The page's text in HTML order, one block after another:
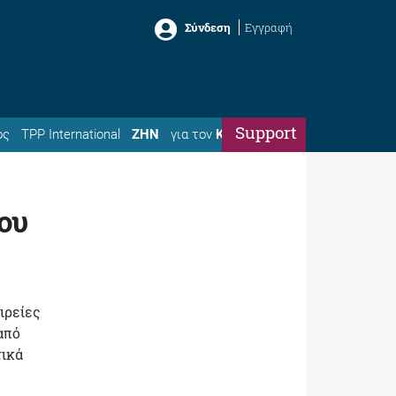
Σύνδεση Εγγραφή
TPP International ΖΗΝ για τον ΚώσταSupport